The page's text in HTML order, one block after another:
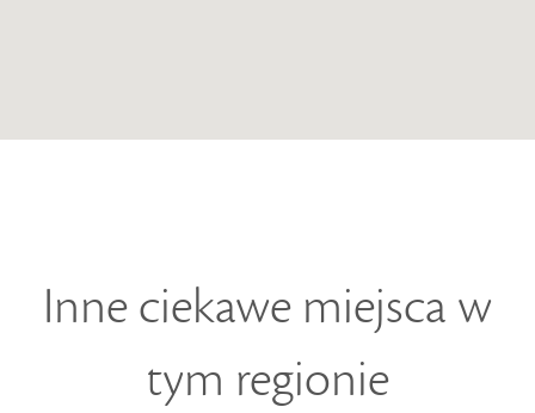
Inne ciekawe miejsca w
tym regionie